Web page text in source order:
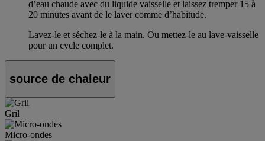
d’eau chaude avec du liquide vaisselle et laissez tremper 15 à
20 minutes avant de le laver comme d’habitude.
Lavez-le et séchez-le à la main. Ou mettez-le au lave-vaisselle
pour un cycle complet.
source de chaleur
Gril
Micro-ondes